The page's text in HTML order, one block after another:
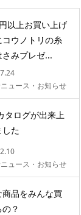
以上お買い上げ
コウノトリの糸
みプレゼ...
ュース・お知らせ
タログが出来上
た
ュース・お知らせ
商品をみんな買
？